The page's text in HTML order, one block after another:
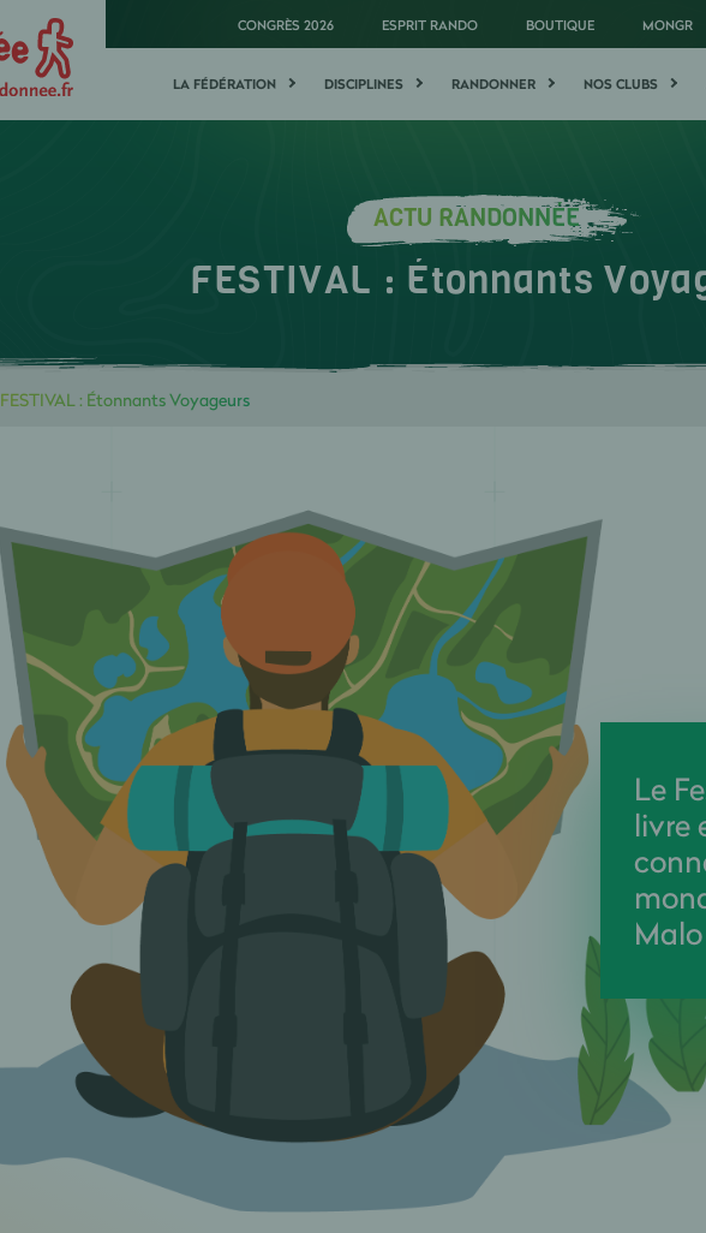
CONGRÈS 2026 ESPRIT RANDO BOUTIQUE MONGR
LA FÉDÉRATION DISCIPLINES RANDONNER NOS CLUBS
ACTU RANDONNÉE
FESTIVAL : Étonnants
FESTIVAL : Étonnants Voyageurs
Le
livre